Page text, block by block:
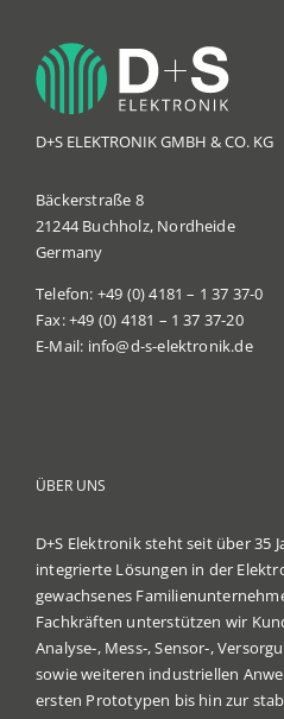
D+S ELEKTRONIK GMBH & CO. KG
Bäckerstraße 8
21244 Buchholz, Nordheide
Germany
Telefon: +49 (0) 4181 – 1 37 37-0
Fax:+49 (0) 4181 – 1 37 37-20
E-Mail: info@d-s-elektronik.de
ÜBER UNS
D+S Elektronik steht seit über 35
integrierte Lösungen in der
gewachsenes
Fachkräften unterstützen wir
Analyse‑, Mess‑, Sensor‑,
sowie weiteren industriellen
ersten Prototypen bis hin zur